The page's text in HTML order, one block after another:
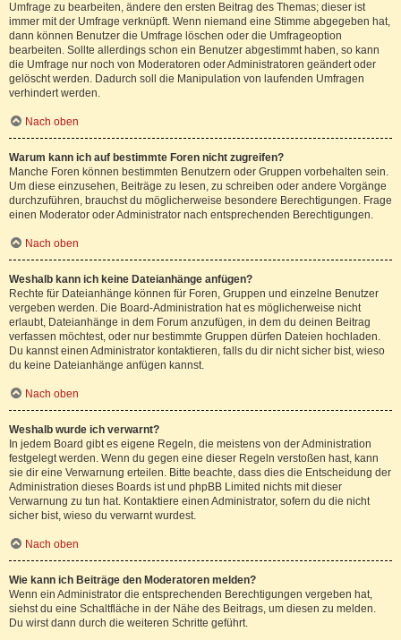
Umfrage zu bearbeiten, ändere den ersten Beitrag des Themas; dieser ist
immer mit der Umfrage verknüpft. Wenn niemand eine Stimme abgegeben hat,
dann können Benutzer die Umfrage löschen oder die Umfrageoption
bearbeiten. Sollte allerdings schon ein Benutzer abgestimmt haben, so kann
die Umfrage nur noch von Moderatoren oder Administratoren geändert oder
gelöscht werden. Dadurch soll die Manipulation von laufenden Umfragen
verhindert werden.
Nach oben
Warum kann ich auf bestimmte Foren nicht zugreifen?
Manche Foren können bestimmten Benutzern oder Gruppen vorbehalten sein.
Um diese einzusehen, Beiträge zu lesen, zu schreiben oder andere Vorgänge
durchzuführen, brauchst du möglicherweise besondere Berechtigungen. Frage
einen Moderator oder Administrator nach entsprechenden Berechtigungen.
Nach oben
Weshalb kann ich keine Dateianhänge anfügen?
Rechte für Dateianhänge können für Foren, Gruppen und einzelne Benutzer
vergeben werden. Die Board-Administration hat es möglicherweise nicht
erlaubt, Dateianhänge in dem Forum anzufügen, in dem du deinen Beitrag
verfassen möchtest, oder nur bestimmte Gruppen dürfen Dateien hochladen.
Du kannst einen Administrator kontaktieren, falls du dir nicht sicher bist, wieso
du keine Dateianhänge anfügen kannst.
Nach oben
Weshalb wurde ich verwarnt?
In jedem Board gibt es eigene Regeln, die meistens von der Administration
festgelegt werden. Wenn du gegen eine dieser Regeln verstoßen hast, kann
sie dir eine Verwarnung erteilen. Bitte beachte, dass dies die Entscheidung der
Administration dieses Boards ist und phpBB Limited nichts mit dieser
Verwarnung zu tun hat. Kontaktiere einen Administrator, sofern du die nicht
sicher bist, wieso du verwarnt wurdest.
Nach oben
Wie kann ich Beiträge den Moderatoren melden?
Wenn ein Administrator die entsprechenden Berechtigungen vergeben hat,
siehst du eine Schaltfläche in der Nähe des Beitrags, um diesen zu melden.
Du wirst dann durch die weiteren Schritte geführt.